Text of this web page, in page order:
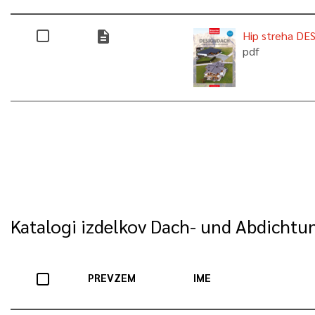
description
Hip streha
pdf
Katalogi izdelkov Dach- und
PREVZEM IME